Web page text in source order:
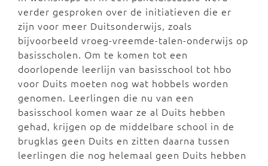
verder gesproken over de initiatieven die er
zijn voor meer Duitsonderwijs, zoals
bijvoorbeeld vroeg-vreemde-talen-onderwijs op
basisscholen. Om te komen tot een
doorlopende leerlijn van basisschool tot hbo
voor Duits moeten nog wat hobbels worden
genomen. Leerlingen die nu van een
basisschool komen waar ze al Duits hebben
gehad, krijgen op de middelbare school in de
brugklas geen Duits en zitten daarna tussen
leerlingen die nog helemaal geen Duits hebben